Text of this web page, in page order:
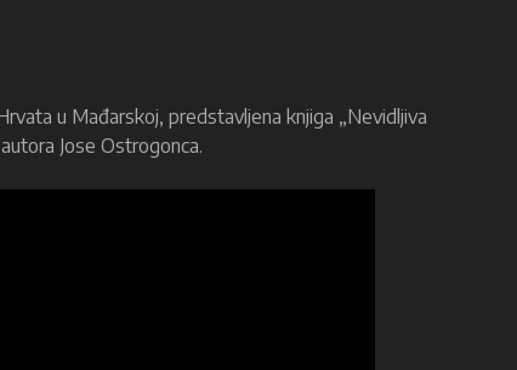
u Mađarskoj, predstavljena knjiga „Nevidljiva
Jose Ostrogonca.